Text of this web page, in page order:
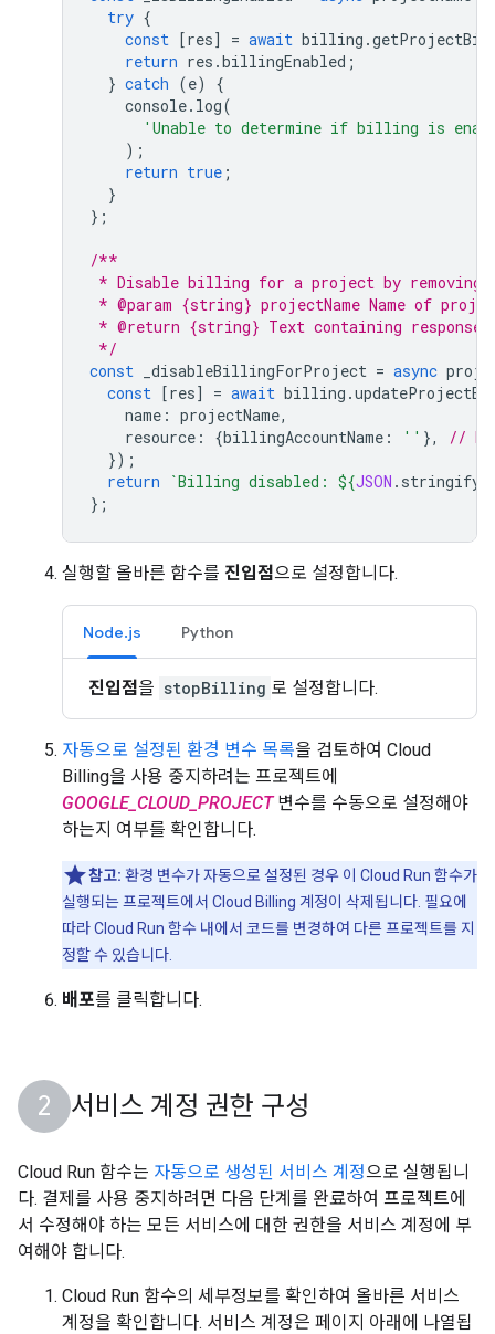
try {
const [res] = await billing .
return res .billingEnabled ;
} catch (e)
{
console. log(
'Unable to determine if billing is
);
return true ;
}
};
/**
* Disable billing for a project by
* @param {string} projectName Name of
* @return {string} Text containing
*/
const
_disableBillingForProject = async
const [res] = await billing .
name : projectName,
resource : {billingAccountName : '' },
//
});
return
`Billing disabled: ${JSON . stringify
};
실행할 올바른 함수를 진입점으로 설정합니다.
Node.js Python
진입점을 stopBilling 로 설정합니다.
자동으로 설정된 환경 변수 목록을 검토하여 Cloud
Billing을 사용 중지하려는 프로젝트에
GOOGLE_CLOUD_PROJECT변수를 수동으로 설정해야
하는지 여부를 확인합니다.
참고: 환경 변수가 자동으로 설정된 경우 이 Cloud Run 함수가
실행되는 프로젝트에서 Cloud Billing 계정이 삭제됩니다. 필요에
따라 Cloud Run 함수 내에서 코드를 변경하여 다른 프로젝트를 지
정할 수 있습니다.
배포를 클릭합니다.
서비스 계정 권한 구성
Cloud Run 함수는 자동으로 생성된 서비스 계정으로 실행됩니
다. 결제를 사용 중지하려면 다음 단계를 완료하여 프로젝트에
서 수정해야 하는 모든 서비스에 대한 권한을 서비스 계정에 부
여해야 합니다.
Cloud Run 함수의 세부정보를 확인하여 올바른 서비스
계정을 확인합니다. 서비스 계정은 페이지 아래에 나열됩